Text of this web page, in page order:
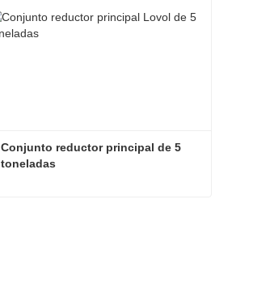
Conjunto reductor principal de 5
toneladas